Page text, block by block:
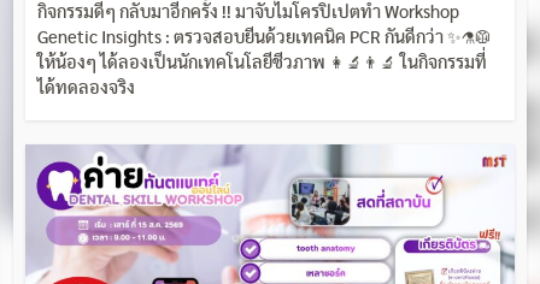
กิจกรรมดีๆ กลับมาอีกครั้ง !! มาจับไมโครปิเปตทำ Workshop
Genetic Insights : ตรวจสอบยีนด้วยเทคนิค PCR กันดีกว่า ✨⚗️🥼
ให้น้องๆ ได้ลองเป็นนักเทคโนโลยีชีวภาพ 👩‍🔬👨‍🔬 ในกิจกรรมที่
ได้ทดลองจริง